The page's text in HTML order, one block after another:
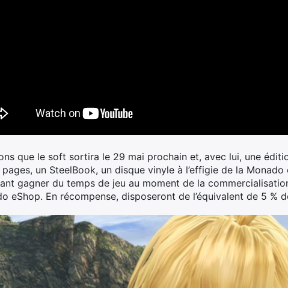
que le soft sortira le 29 mai prochain et, avec lui, une
un SteelBook, un disque vinyle à l’effigie de la
gagner du temps de jeu au moment de la
eShop. En récompense, disposeront de l’équivalent de 5 %